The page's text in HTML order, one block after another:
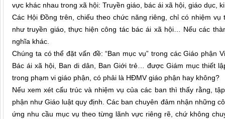
vực khác nhau trong xã hội: Truyền giáo, bác ái xã hội, giáo dục,
Các Hội Đồng trên, chiếu theo chức năng riêng, chỉ có nhiệm
như truyền giáo, thực hiện công tác bác ái xã hội… Nếu các
nghĩa khác.
Chúng ta có thể đặt vấn đề: “Ban mục vụ” trong các Giáo
Bác ái xã hội, Ban di dân, Ban Giới trẻ… được Giám mục thiết
trong phạm vi giáo phận, có phải là HĐMV giáo phận hay không?
Nếu xem xét cấu trúc và nhiệm vụ của các ban thì thấy rằng,
phận như Giáo luật quy định. Các ban chuyên đảm nhận những
ứng nhu cầu mục vụ theo từng lãnh vực riêng rẽ, chứ không